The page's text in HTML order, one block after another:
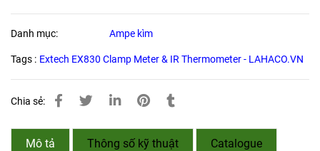
Danh mục: Ampe kìm
Tags : Extech EX830 Clamp Meter & IR Thermometer - LAHACO.VN
Chia sẻ:
Mô tả Thông số kỹ thuật Catalogue